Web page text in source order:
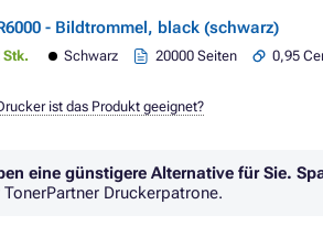
- Bildtrommel, black (schwarz)
Schwarz 20000 Seiten
0,95
ist das Produkt geeignet?
eine günstigere Alternative für Sie.
TonerPartner Druckerpatrone.